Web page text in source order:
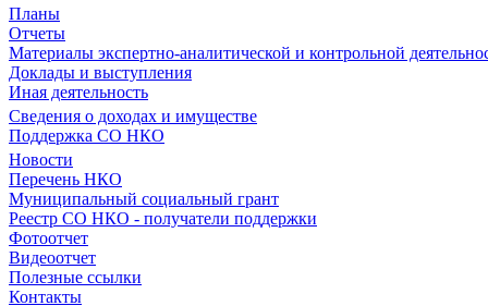
Планы
Отчеты
Материалы экспертно-аналитической и контрольной
Доклады и выступления
Иная деятельность
Сведения о доходах и имуществе
Поддержка СО НКО
Новости
Перечень НКО
Муниципальный социальный грант
Реестр СО НКО - получатели поддержки
Фотоотчет
Видеоотчет
Полезные ссылки
Контакты